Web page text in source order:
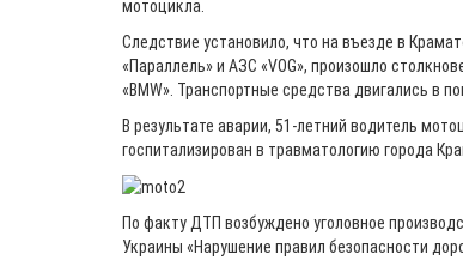
мотоцикла.
Следствие установило, что на въезде в
«Параллель» и АЗС «VOG», произошло
«BMW». Транспортные средства двигались в
В результате аварии, 51-летний водитель
госпитализирован в травматологию города
По факту ДТП возбуждено уголовное
Украины «Нарушение правил безопасности